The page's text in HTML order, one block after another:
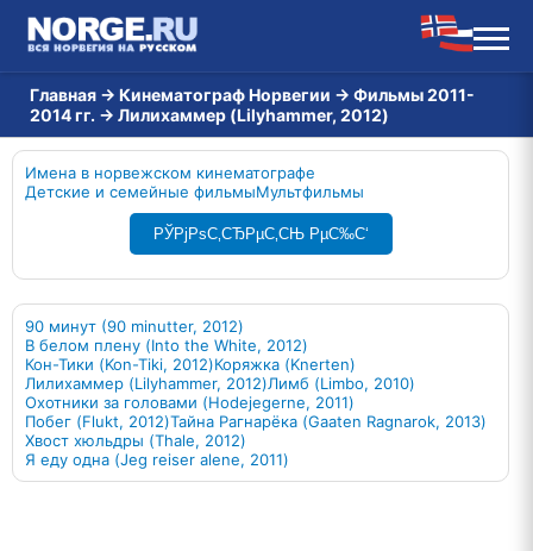
Главная → Кинематограф Норвегии → Фильмы 2011-
2014 гг. → Лилихаммер (Lilyhammer, 2012)
Имена в норвежском кинематографе
Детские и семейные фильмыМультфильмы
РЎРјРѕС‚СЂРµС‚СЊ РµС‰С‘
90 минут (90 minutter, 2012)
В белом плену (Into the White, 2012)
Кон-Тики (Kon-Tiki, 2012)Коряжка (Knerten)
Лилихаммер (Lilyhammer, 2012)Лимб (Limbo, 2010)
Охотники за головами (Hodejegerne, 2011)
Побег (Flukt, 2012)Тайна Рагнарёка (Gaaten Ragnarok, 2013)
Хвост хюльдры (Thale, 2012)
Я еду одна (Jeg reiser alene, 2011)